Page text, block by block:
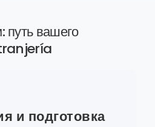
путь вашего
и подготовка